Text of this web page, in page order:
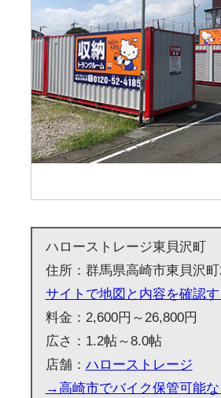
ハローストレージ東貝沢町
住所：群馬県高崎市東貝沢
サイトで地図と内容を確認す
料金：2,600円～26,800円
広さ：1.2帖～8.0帖
店舗： ハローストレージ
→高崎市でバイク保管可能